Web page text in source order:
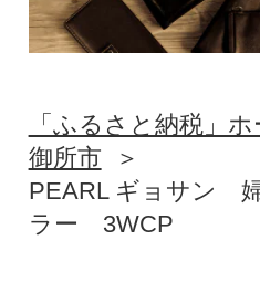
「ふるさと納税」ホ
御所市
PEARL ギョサン
ラー 3WCP